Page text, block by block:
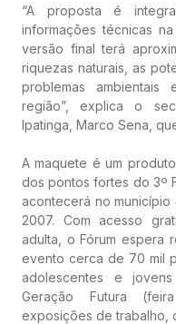
“A proposta é
informações técnicas
versão final terá
riquezas naturais, as
problemas
região”, explica o
Ipatinga, Marco Sena,
A maquete é um
dos pontos fortes do 3º
acontecerá no
2007. Com acesso
adulta, o Fórum espera
evento cerca de 70 mil
adolescentes e
Geração Futura
exposições de trabalho,